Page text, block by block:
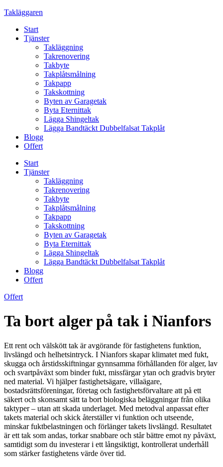
Skip
content
Takläggaren
Start
Tjänster
Takläggning
Takrenovering
Takbyte
Takplåtsmålning
Takpapp
Takskottning
Byten av Garagetak
Byta Eternittak
Lägga Shingeltak
Lägga Bandtäckt Dubbelfalsat Takplåt
Blogg
Offert
Start
Tjänster
Takläggning
Takrenovering
Takbyte
Takplåtsmålning
Takpapp
Takskottning
Byten av Garagetak
Byta Eternittak
Lägga Shingeltak
Lägga Bandtäckt Dubbelfalsat Takplåt
Blogg
Offert
Offert
Ta bort alger på tak i Nianfors
Ett rent och välskött tak är avgörande för fastighetens funktion,
livslängd och helhetsintryck. I Nianfors skapar klimatet med fukt,
skugga och årstidsskiftningar gynnsamma förhållanden för alger, lav
och svartpåväxt som binder fukt, missfärgar ytan och gradvis bryter
ned material. Vi hjälper fastighetsägare, villaägare,
bostadsrättsföreningar, företag och fastighetsförvaltare att på ett
säkert och skonsamt sätt ta bort biologiska beläggningar från olika
taktyper – utan att skada underlaget. Med metodval anpassat efter
takets material och skick återställer vi funktion och utseende,
minskar fuktbelastningen och förlänger takets livslängd. Resultatet
är ett tak som andas, torkar snabbare och står bättre emot ny påväxt,
samtidigt som du investerar i ett långsiktigt, kontrollerat underhåll
som stärker fastighetens värde över tid.